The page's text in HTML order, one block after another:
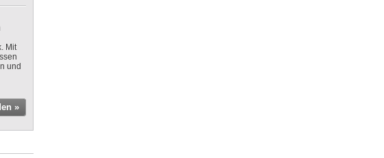
Mit
und
»